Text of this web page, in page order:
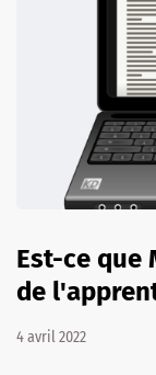
Est-ce que
de
4 avril 2022